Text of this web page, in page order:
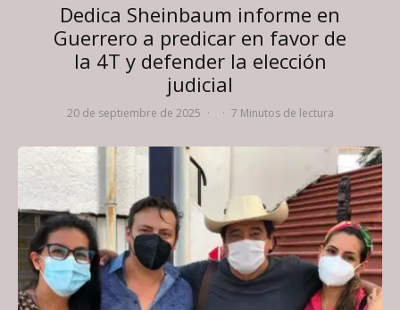
Dedica Sheinbaum informe en
Guerrero a predicar en favor de
la 4T y defender la elección
judicial
20 de septiembre de 2025 · · 7 Minutos de lectura